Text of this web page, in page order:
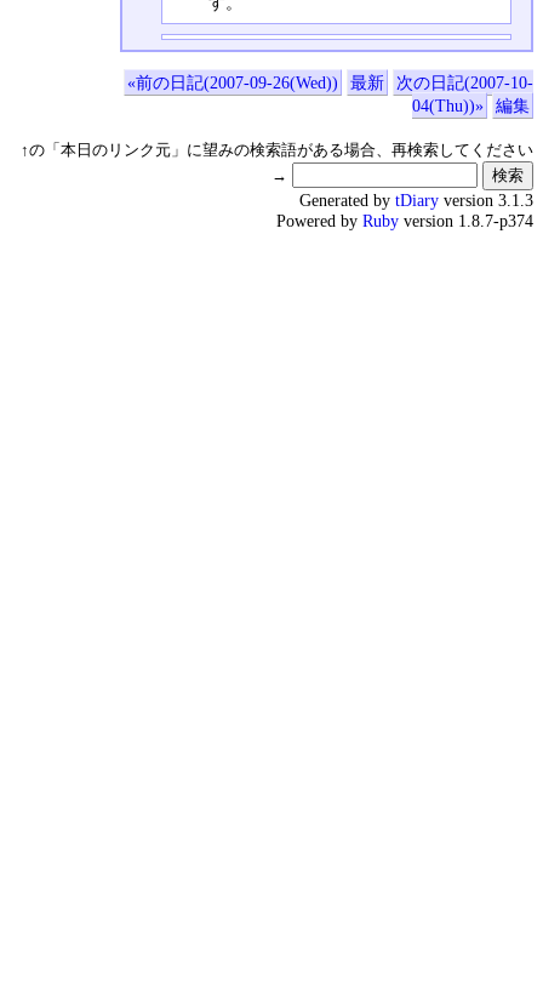
«前の日記(2007-09-26(Wed)) 最新
次の日記(2007-10-
04(Thu))»
編集
↑の「本日のリンク元」に望みの検索語がある場合、再検索してください
→
Generated by tDiary version 3.1.3
Powered by Ruby version 1.8.7-p374